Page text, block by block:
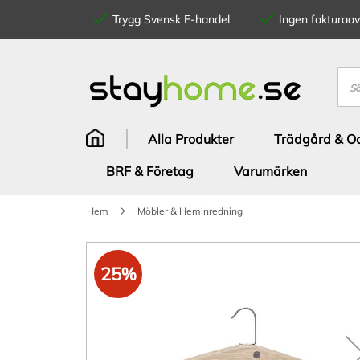
Trygg Svensk E-handel Ingen
innehållet
Sök
Alla Produkter Trädgård &
BRF & Företag
Varumärken
Hem Möbler & Heminredning
Hoppa
till
slutet
25%